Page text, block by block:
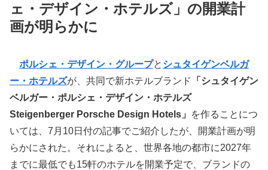
ェ・デザイン・ホテルズ」 の開業計
画が明らかに
ポルシェ・デザイン・グループと シュタイゲンベルガ
ー・ホテルズが、共同で新ホテルブランド
「シュタイゲン
ベルガー・ポルシェ・デザイン・ホテルズ
Steigenberger Porsche Design Hotels」
を作ることにつ
いては、7月10日付の記事でご紹介したが、開業計画が明
らかにされた。それによると、世界各地の都市に2027年
までに最低でも15軒のホテルを開業予定で、ブランドの